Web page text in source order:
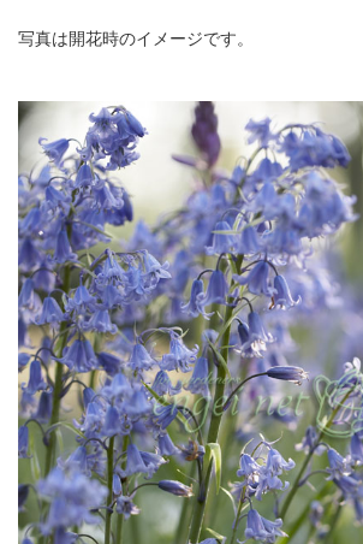
写真は開花時のイメージです。